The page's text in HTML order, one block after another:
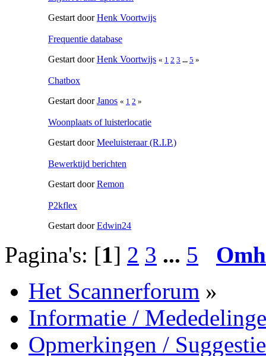
Gestart doorHenk Voortwijs
Frequentie database
Gestart doorHenk Voortwijs « 1 2 3 ... 5 »
Chatbox
Gestart doorJanos « 1 2 »
Woonplaats of luisterlocatie
Gestart doorMeeluisteraar (R.I.P.)
Bewerktijd berichten
Gestart doorRemon
P2kflex
Gestart doorEdwin24
Pagina's: [1] 2 3 ... 5
Het Scannerforum »
Informatie /
Opmerkingen /